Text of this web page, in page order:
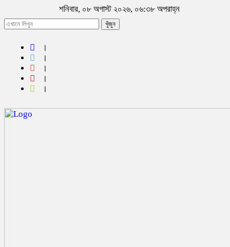
শনিবার, ০৮ অগাস্ট ২০২৬, ০৬:৩৮ অপরাহ্ন
খুঁজুন